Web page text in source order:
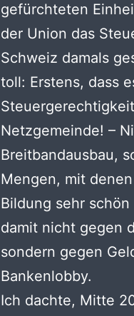
gefürchteten
der Union das
Schweiz damals
toll: Erstens, dass
Netzgemeinde! –
Breitbandausbau,
Mengen, mit
Bildung sehr
damit nicht gegen
sondern gegen
Bankenlobby.
Ich dachte, Mitte